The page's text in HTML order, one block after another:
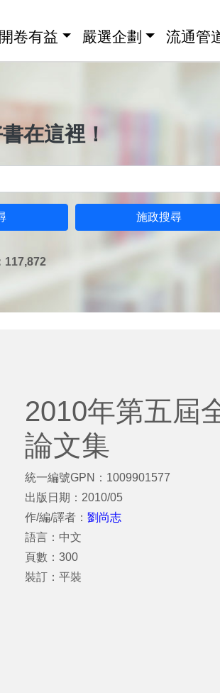
卷有益 嚴選企劃 流通管
在這裡！
施政搜尋
117,872
2010年第五屆
論文集
統一編號GPN：1009901577
出版日期：2010/05
作/編/譯者： 劉尚志
語言：中文
頁數：300
裝訂：平裝